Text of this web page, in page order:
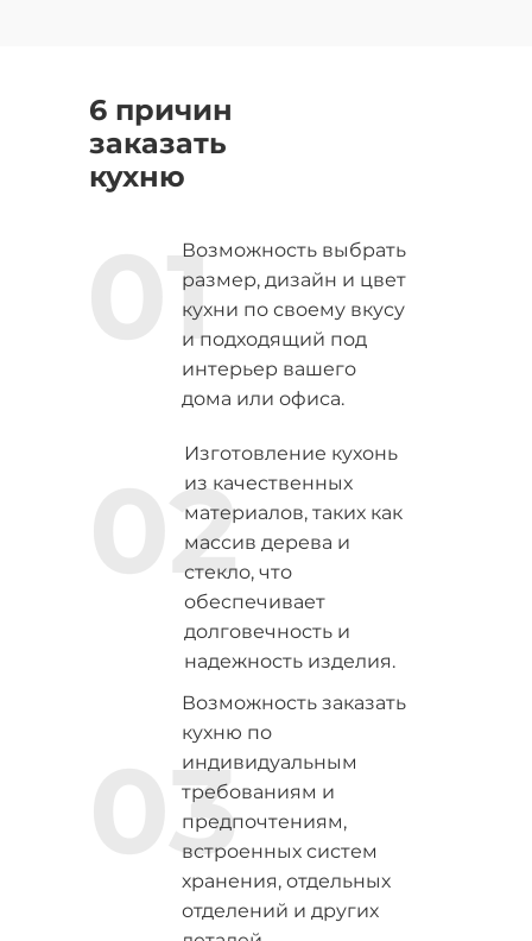
6 причин
заказать
кухню
Возможность выбрать
размер, дизайн и цвет
кухни по своему вкусу
и подходящий под
интерьер вашего
дома или офиса.
Изготовление кухонь
из качественных
материалов, таких как
массив дерева и
стекло, что
обеспечивает
долговечность и
надежность изделия.
Возможность заказать
кухню по
индивидуальным
требованиям и
предпочтениям,
встроенных систем
хранения, отдельных
отделений и других
01
02
03